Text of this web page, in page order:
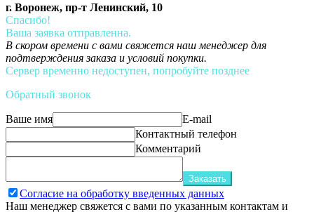
г. Воронеж, пр-т Ленинский, 10
Спасибо!
Ваша заявка отправленна.
В скором времени с вами свяжется наш менеджер для
подтверждения заказа и условий покупки.
Сервер временно недоступен, попробуйте позднее
Обратный звонок
Ваше имя
E-mail
Контактный телефон
Комментарий
Заказать
Согласие на обработку введенных данных
Наш менеджер свяжется с вами по указанным контактам и